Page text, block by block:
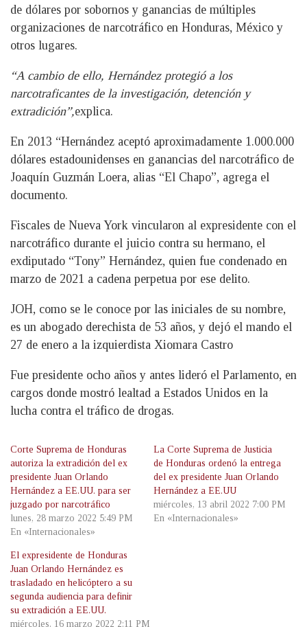
de dólares por sobornos y ganancias de múltiples
organizaciones de narcotráfico en Honduras, México y
otros lugares.
“A cambio de ello, Hernández protegió a los
narcotraficantes de la investigación, detención y
extradición”,explica.
En 2013 “Hernández aceptó aproximadamente 1.000.000
dólares estadounidenses en ganancias del narcotráfico de
Joaquín Guzmán Loera, alias “El Chapo”, agrega el
documento.
Fiscales de Nueva York vincularon al expresidente con el
narcotráfico durante el juicio contra su hermano, el
exdiputado “Tony” Hernández, quien fue condenado en
marzo de 2021 a cadena perpetua por ese delito.
JOH, como se le conoce por las iniciales de su nombre,
es un abogado derechista de 53 años, y dejó el mando el
27 de enero a la izquierdista Xiomara Castro
Fue presidente ocho años y antes lideró el Parlamento, en
cargos donde mostró lealtad a Estados Unidos en la
lucha contra el tráfico de drogas.
Corte Suprema de Honduras
autoriza la extradición del ex
presidente Juan Orlando
Hernández a EE.UU. para ser
juzgado por narcotráfico
lunes, 28 marzo 2022 5:49 PM
En «Internacionales»
La Corte Suprema de Justicia
de Honduras ordenó la entrega
del ex presidente Juan Orlando
Hernández a EE.UU
miércoles, 13 abril 2022 7:00 PM
En «Internacionales»
El expresidente de Honduras
Juan Orlando Hernández es
trasladado en helicóptero a su
segunda audiencia para definir
su extradición a EE.UU.
miércoles, 16 marzo 2022 2:11 PM